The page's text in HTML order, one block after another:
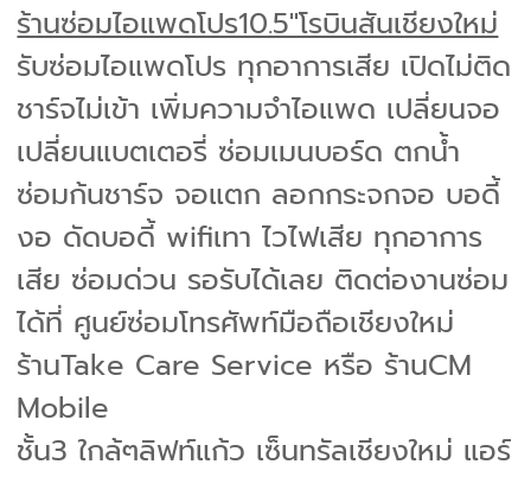
ร้านซ่อมไอแพดโปร10.5"โรบินสันเชียงใหม่
รับซ่อมไอแพดโปร ทุกอาการเสีย เปิดไม่ติด
ชาร์จไม่เข้า เพิ่มความจำไอแพด เปลี่ยนจอ
เปลี่ยนแบตเตอรี่ ซ่อมเมนบอร์ด ตกน้ำ
ซ่อมก้นชาร์จ จอแตก ลอกกระจกจอ บอดี้
งอ ดัดบอดี้ wifiเทา ไวไฟเสีย ทุกอาการ
เสีย ซ่อมด่วน รอรับได้เลย ติดต่องานซ่อม
ได้ที่ ศูนย์ซ่อมโทรศัพท์มือถือเชียงใหม่
ร้านTake Care Service หรือ ร้านCM
Mobile
ชั้น3 ใกล้ๆลิฟท์แก้ว เซ็นทรัลเชียงใหม่ แอร์